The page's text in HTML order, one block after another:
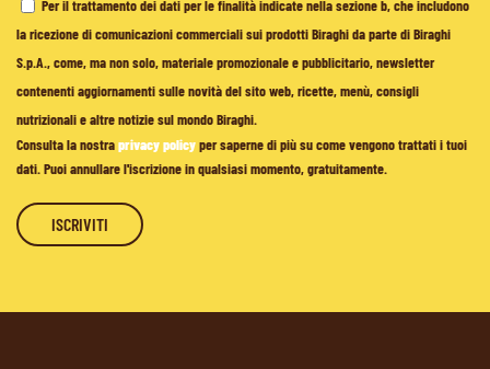
Per il trattamento dei dati per le finalità indicate nella sezione b, che includono
la ricezione di comunicazioni commerciali sui prodotti Biraghi da parte di Biraghi
S.p.A., come, ma non solo, materiale promozionale e pubblicitario, newsletter
contenenti aggiornamenti sulle novità del sito web, ricette, menù, consigli
nutrizionali e altre notizie sul mondo Biraghi.
Consulta la nostraprivacy policyper saperne di più su come vengono trattati i tuoi
dati. Puoi annullare l'iscrizione in qualsiasi momento, gratuitamente.